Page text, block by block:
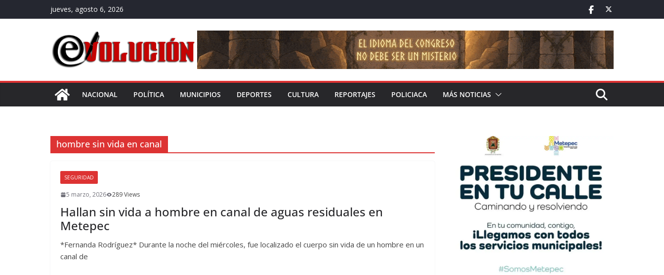
al
jueves, agosto 6, 2026
NACIONAL POLÍTICA MUNICIPIOS DEPORTES CULTURA REPORTAJES POLICIACA MÁS NOTICIAS
hombre sin vida en canal
SEGURIDAD
5 marzo, 2026 289 Views
Hallan sin vida a hombre en canal de aguas residuales en
Metepec
*Fernanda Rodríguez* Durante la noche del miércoles, fue localizado el cuerpo sin vida de un hombre en un
canal de